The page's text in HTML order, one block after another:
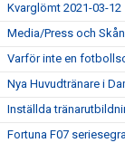
Kvarglömt 2021-03-12
Media/Press och
Varför inte en
Nya Huvudtränare i
Inställda
Fortuna F07